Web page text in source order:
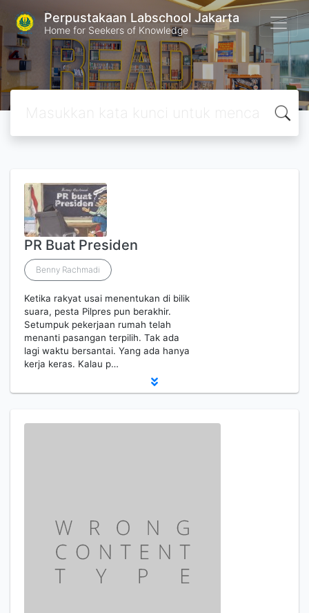
Perpustakaan Labschool Jakarta
Home for Seekers of Knowledge
PR Buat Presiden
Benny Rachmadi
Ketika rakyat usai menentukan di bilik
suara, pesta Pilpres pun berakhir.
Setumpuk pekerjaan rumah telah
menanti pasangan terpilih. Tak ada
lagi waktu bersantai. Yang ada hanya
kerja keras. Kalau p…